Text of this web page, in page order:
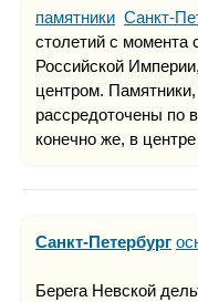
памятники Санкт-
столетий с момента
Российской
центром.
рассредоточены по
конечно же, в центре
Санкт-Петербург
Берега Невской